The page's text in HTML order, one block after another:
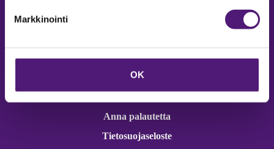
Markkinointi
OK
Vastuullisuus
Ympäristöohjelma
Anna palautetta
Tietosuojaseloste